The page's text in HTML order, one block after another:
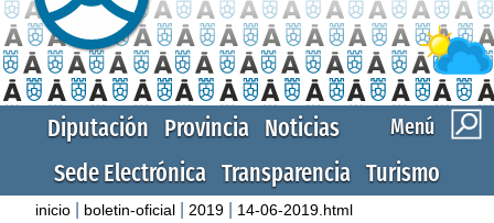
Menú
Diputación Provincia Noticias
Sede Electrónica Transparencia Turismo
inicio boletin-oficial 2019 14-06-2019.html